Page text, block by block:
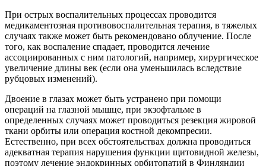
При острых воспалительных процессах проводится
медикаментозная противовоспалительная терапия, в тяжелых
случаях также может быть рекомендовано облучение. После
того, как воспаление спадает, проводится лечение
ассоциированных с ним патологий, например, хирургическое
увеличение длины век (если она уменьшилась вследствие
рубцовых изменений).
Двоение в глазах может быть устранено при помощи
операций на глазной мышце, при экзофтальме в
определенных случаях может проводиться резекция жировой
ткани орбиты или операция костной декомпресии.
Естественно, при всех обстоятельствах должна проводиться
адекватная терапия нарушения функции щитовидной железы,
поэтому лечение эндокринных орбитопатий в Финляндии